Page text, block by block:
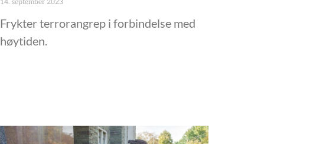
14. september 2023
Frykter terrorangrep i forbindelse med
høytiden.